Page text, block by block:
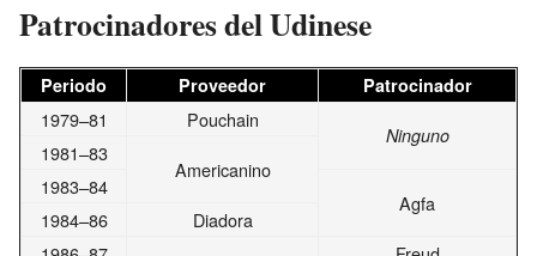
Patrocinadores del Udinese
Periodo Proveedor Patrocinador
1979–81 Pouchain
Ninguno
1981–83
Americanino
1983–84
Agfa
1984–86
Diadora